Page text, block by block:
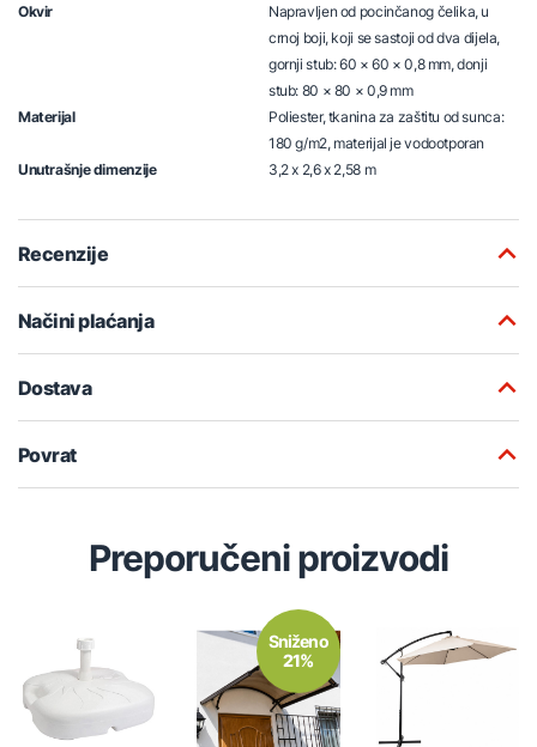
Okvir
Napravljen od pocinčanog čelika, u
crnoj boji, koji se sastoji od dva dijela,
gornji stub: 60 × 60 × 0,8 mm, donji
stub: 80 × 80 × 0,9 mm
Materijal
Poliester, tkanina za zaštitu od sunca:
180 g/m2, materijal je vodootporan
Unutrašnje dimenzije
3,2 x 2,6 x 2,58 m
Recenzije
Načini plaćanja
Dostava
Povrat
Preporučeni proizvodi
Sniženo
21%